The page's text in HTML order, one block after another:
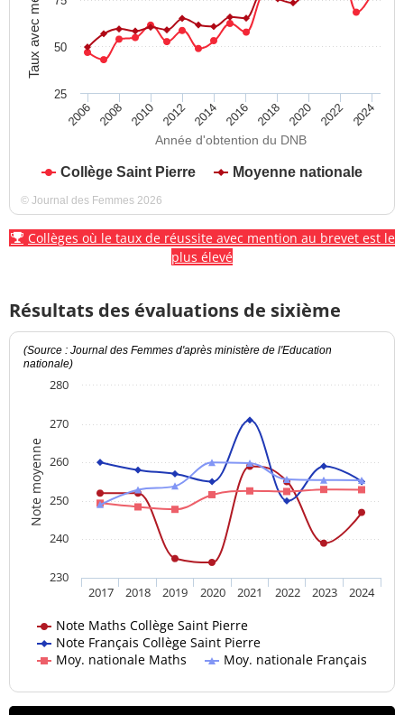
Année d'obtention du DNB
Taux avec mention
Collège Saint Pierre Moyenne nationale
2006 2008 2010 2012 2014 2016 2018 2020 2022 2024
25
50
© Journal des Femmes 2026
Collèges où le taux de réussite avec mention au brevet est le
plus élevé
Résultats des évaluations de sixième
Note moyenne
(Source : Journal des Femmes d'après ministère de l'Education
nationale)
Note Maths Collège Saint Pierre
Note Français Collège Saint Pierre
Moy. nationale Maths
Moy. nationale Français
2017 2018 2019 2020 2021 2022 2023 2024
230
240
250
260
270
280